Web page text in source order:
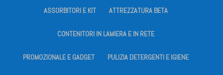
ASSORBITORI E KIT ATTREZZATURA BETA
CONTENITORI IN LAMIERA E IN RETE
PROMOZIONALE E GADGET PULIZIA DETERGENTI E IGIENE